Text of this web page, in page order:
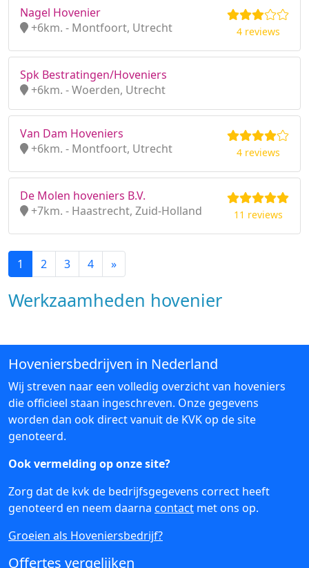
Nagel Hovenier
+6km. - Montfoort, Utrecht
4 reviews
Spk Bestratingen/Hoveniers
+6km. - Woerden, Utrecht
Van Dam Hoveniers
+6km. - Montfoort, Utrecht
4 reviews
De Molen hoveniers B.V.
+7km. - Haastrecht, Zuid-Holland
11 reviews
1 2 3 4 »
Werkzaamheden hovenier
Hoveniersbedrijven in Nederland
Wij streven naar een volledig overzicht van hoveniers
die officieel staan ingeschreven. Onze gegevens
worden dan ook direct vanuit de KVK op de site
genoteerd.
Ook vermelding op onze site?
Zorg dat de kvk de bedrijfsgegevens correct heeft
genoteerd en neem daarna contact met ons op.
Groeien als Hoveniersbedrijf?
Offertes vergelijken